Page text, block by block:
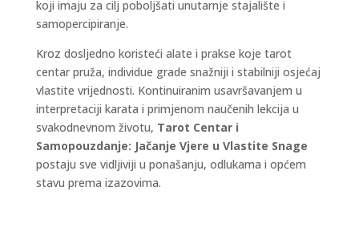
koji imaju za cilj poboljšati unutarnje stajalište i
samopercipiranje.
Kroz dosljedno koristeći alate i prakse koje tarot
centar pruža, individue grade snažniji i stabilniji osjećaj
vlastite vrijednosti. Kontinuiranim usavršavanjem u
interpretaciji karata i primjenom naučenih lekcija u
svakodnevnom životu, Tarot Centar i
Samopouzdanje: Jačanje Vjere u Vlastite Snage
postaju sve vidljiviji u ponašanju, odlukama i općem
stavu prema izazovima.